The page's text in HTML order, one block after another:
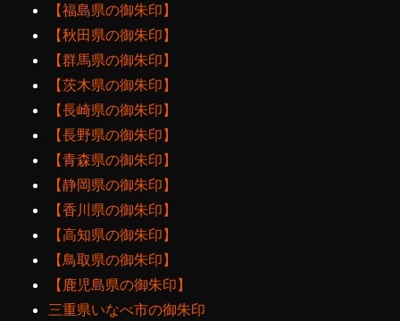
【福島県の御朱印】
【秋田県の御朱印】
【群馬県の御朱印】
【茨木県の御朱印】
【長崎県の御朱印】
【長野県の御朱印】
【青森県の御朱印】
【静岡県の御朱印】
【香川県の御朱印】
【高知県の御朱印】
【鳥取県の御朱印】
【鹿児島県の御朱印】
三重県いなべ市の御朱印